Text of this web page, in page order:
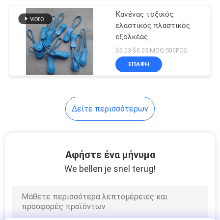
Τυπωμένη
ελαστική ζώνη
σειράς
Κανένας τοξικός
ελαστικός πλαστικός
εξολκέας
ολισθαινόντων
ρυθμιστών φερμουάρ
$0.03-$0.05 MOQ:500PCS
ΕΠΑΦΉ
Δείτε περισσότερων
Αφήστε ένα μήνυμα
We bellen je snel terug!